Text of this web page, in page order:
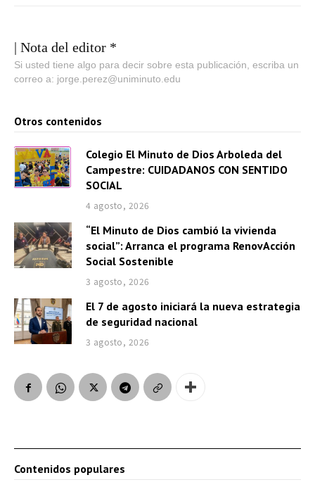
| Nota del editor *
Si usted tiene algo para decir sobre esta publicación, escriba un
correo a: jorge.perez@uniminuto.edu
Otros contenidos
Colegio El Minuto de Dios Arboleda del
Campestre: CUIDADANOS CON SENTIDO
SOCIAL
4 agosto, 2026
“El Minuto de Dios cambió la vivienda
social”: Arranca el programa RenovAcción
Social Sostenible
3 agosto, 2026
El 7 de agosto iniciará la nueva estrategia
de seguridad nacional
3 agosto, 2026
Contenidos populares